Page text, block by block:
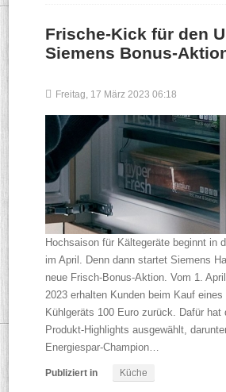
Frische-Kick für den
Siemens Bonus-
Freitag, 17 März 2023 06:18
Hochsaison für Kältegeräte beginnt in
im April. Denn dann startet Siemens
neue Frisch-Bonus-Aktion. Vom 1.
2023 erhalten Kunden beim Kauf
Kühlgeräts 100 Euro zurück. Dafür hat
Produkt-Highlights ausgewählt,
Energiespar-Champion…
Publiziert in Küche